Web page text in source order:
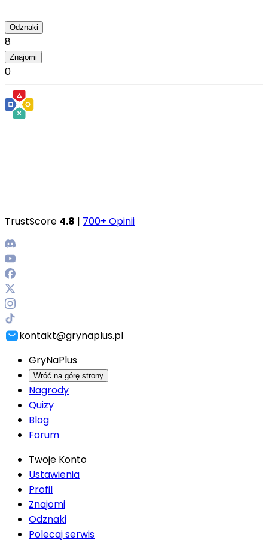
Odznaki
8
Znajomi
0
TrustScore 4.8 | 700+ Opinii
kontakt@grynaplus.pl
GryNaPlus
Wróć na górę strony
Nagrody
Quizy
Blog
Forum
Twoje Konto
Ustawienia
Profil
Znajomi
Odznaki
Polecaj serwis